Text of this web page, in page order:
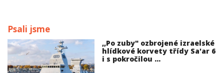
Psali jsme
,,Po zuby" ozbrojené izraelské
hlídkové korvety třídy Sa'ar 6
i s pokročilou ...